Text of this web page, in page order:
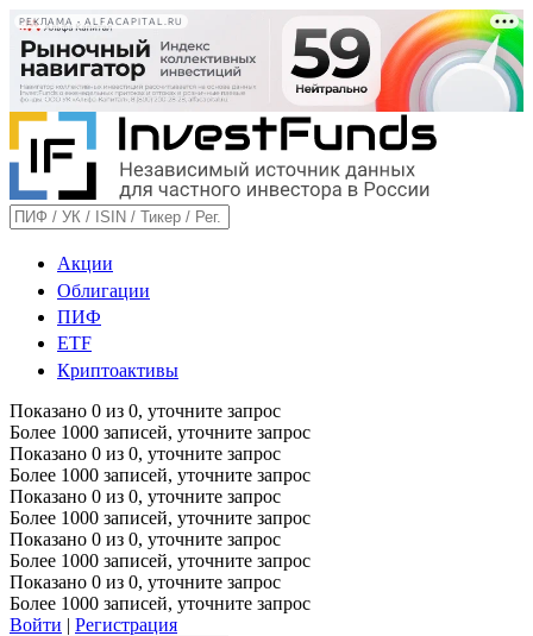
РЕКЛАМА • ALFACAPITAL.RU
Акции
Облигации
ПИФ
ETF
Криптоактивы
Показано 0 из 0, уточните запрос
Более 1000 записей, уточните запрос
Показано 0 из 0, уточните запрос
Более 1000 записей, уточните запрос
Показано 0 из 0, уточните запрос
Более 1000 записей, уточните запрос
Показано 0 из 0, уточните запрос
Более 1000 записей, уточните запрос
Показано 0 из 0, уточните запрос
Более 1000 записей, уточните запрос
Войти | Регистрация